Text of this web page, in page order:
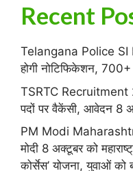
Recent
Telangana Police SI
होगी नोटिफिकेशन, 700+
TSRTC Recruitment
पदों पर वैकेंसी, आवेदन 8
PM Modi
मोदी 8 अक्टूबर को
कोर्सेस’ योजना, युवाओं को